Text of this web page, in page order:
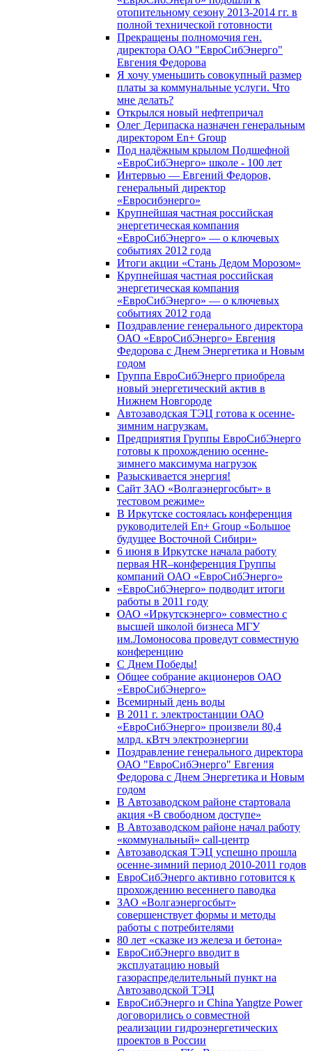
отопительному сезону 2013-2014 гг. в
полной технической готовности
Прекращены полномочия ген.
директора ОАО "ЕвроСибЭнерго"
Евгения Федорова
Я хочу уменьшить совокупный размер
платы за коммунальные услуги. Что
мне делать?
Открылся новый нефтепричал
Олег Дерипаска назначен генеральным
директором En+ Group
Под надёжным крылом Подшефной
«ЕвроСибЭнерго» школе - 100 лет
Интервью — Евгений Федоров,
генеральный директор
«Евросибэнерго»
Крупнейшая частная российская
энергетическая компания
«ЕвроСибЭнерго» — о ключевых
событиях 2012 года
Итоги акции «Стань Дедом Морозом»
Крупнейшая частная российская
энергетическая компания
«ЕвроСибЭнерго» — о ключевых
событиях 2012 года
Поздравление генерального директора
ОАО «ЕвроСибЭнерго» Евгения
Федорова с Днем Энергетика и Новым
годом
Группа ЕвроСибЭнерго приобрела
новый энергетический актив в
Нижнем Новгороде
Автозаводская ТЭЦ готова к осенне-
зимним нагрузкам.
Предприятия Группы ЕвроСибЭнерго
готовы к прохождению осенне-
зимнего максимума нагрузок
Разыскивается энергия!
Сайт ЗАО «Волгаэнергосбыт» в
тестовом режиме»
В Иркутске состоялась конференция
руководителей En+ Group «Большое
будущее Восточной Сибири»
6 июня в Иркутске начала работу
первая HR–конференция Группы
компаний ОАО «ЕвроСибЭнерго»
«ЕвроСибЭнерго» подводит итоги
работы в 2011 году
ОАО «Иркутскэнерго» совместно с
высшей школой бизнеса МГУ
им.Ломоносова проведут совместную
конференцию
С Днем Победы!
Общее собрание акционеров ОАО
«ЕвроСибЭнерго»
Всемирный день воды
В 2011 г. электростанции ОАО
«ЕвроСибЭнерго» произвели 80,4
млрд. кВтч электроэнергии
Поздравление генерального директора
ОАО "ЕвроСибЭнерго" Евгения
Федорова с Днем Энергетика и Новым
годом
В Автозаводском районе стартовала
акция «В свободном доступе»
В Автозаводском районе начал работу
«коммунальный» call-центр
Автозаводская ТЭЦ успешно прошла
осенне-зимний период 2010-2011 годов
ЕвроСибЭнерго активно готовится к
прохождению весеннего паводка
ЗАО «Волгаэнергосбыт»
совершенствует формы и методы
работы с потребителями
80 лет «сказке из железа и бетона»
ЕвроСибЭнерго вводит в
эксплуатацию новый
газораспределительный пункт на
Автозаводской ТЭЦ
ЕвроСибЭнерго и China Yangtze Power
договорились о совместной
реализации гидроэнергетических
проектов в России